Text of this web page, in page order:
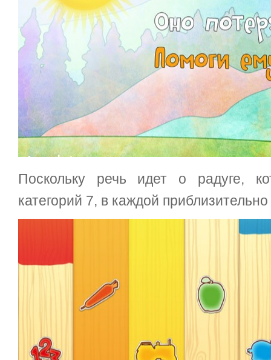
Поскольку речь идет о радуге,
категорий 7, в каждой